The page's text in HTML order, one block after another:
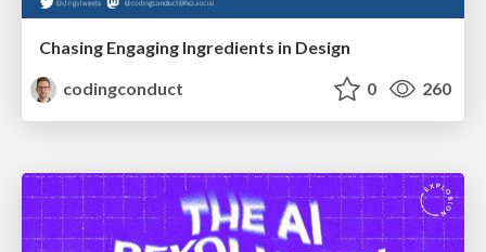
Chasing Engaging Ingredients in Design
codingconduct
0 260